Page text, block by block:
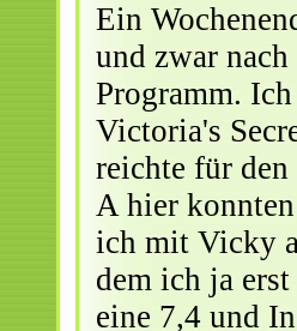
Ein
und zwar
Programm.
Victoria's
reichte für
A hier
ich mit Vicky
dem ich ja
eine 7,4 und